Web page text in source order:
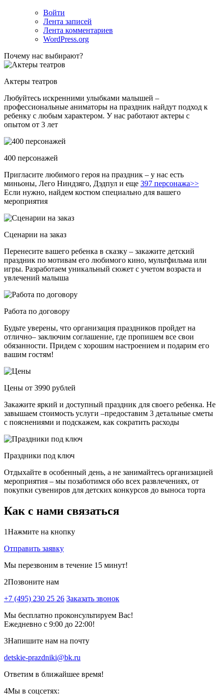
Войти
Лента записей
Лента комментариев
WordPress.org
Почему нас выбирают?
Актеры театров
Любуйтесь искренними улыбками малышей –
профессиональные аниматоры на праздник найдут подход к
ребенку с любым характером. У нас работают актеры с
опытом от 3 лет
400 персонажей
Пригласите любимого героя на праздник – у нас есть
миньоны, Лего Ниндзяго, Дэдпул и еще 397 персонажа>>
Если нужно, найдем костюм специально для вашего
мероприятия
Сценарии на заказ
Перенесите вашего ребенка в сказку – закажите детский
праздник по мотивам его любимого кино, мультфильма или
игры. Разработаем уникальный сюжет с учетом возраста и
увлечений малыша
Работа по договору
Будьте уверены, что организация праздников пройдет на
отлично– заключим соглашение, где пропишем все свои
обязанности. Придем с хорошим настроением и подарим его
вашим гостям!
Цены от 3990 рублей
Закажите яркий и доступный праздник для своего ребенка. Не
завышаем стоимость услуги –предоставим 3 детальные сметы
с пояснениями и подскажем, как сократить расходы
Праздники под ключ
Отдыхайте в особенный день, а не занимайтесь организацией
мероприятия – мы позаботимся обо всех развлечениях, от
покупки сувениров для детских конкурсов до выноса торта
Как с нами связаться
1Нажмите на кнопку
Отправить заявку
Мы перезвоним в течение 15 минут!
2Позвоните нам
+7 (495) 230 25 26 Заказать звонок
Мы бесплатно проконсультируем Вас!
Ежедневно с 9:00 до 22:00!
3Напишите нам на почту
detskie-prazdniki@bk.ru
Ответим в ближайшее время!
4Мы в соцсетях: